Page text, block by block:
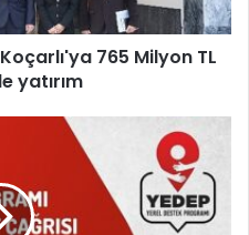
765 Milyon TL
yatırım